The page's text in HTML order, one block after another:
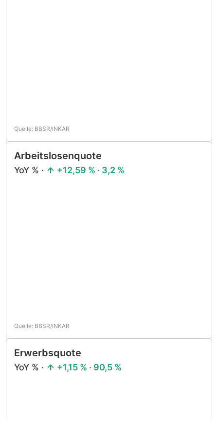
Quelle: BBSR/INKAR
Arbeitslosenquote
YoY % · +12,59 % · 3,2 %
Quelle: BBSR/INKAR
Erwerbsquote
YoY % · +1,15 % · 90,5 %